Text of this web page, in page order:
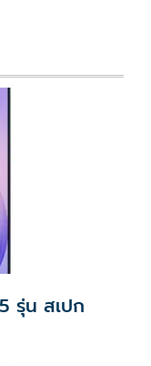
รุ่น สเปก